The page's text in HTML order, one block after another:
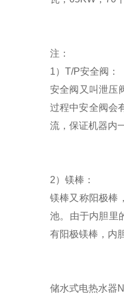
注：
1） T/P安全阀：
安全阀又叫泄压
过程中安全阀会
流，保证机器内
2） 镁棒：
镁棒又称阳极棒
池。由于内胆里
有阳极镁棒，内
储水式电热水器